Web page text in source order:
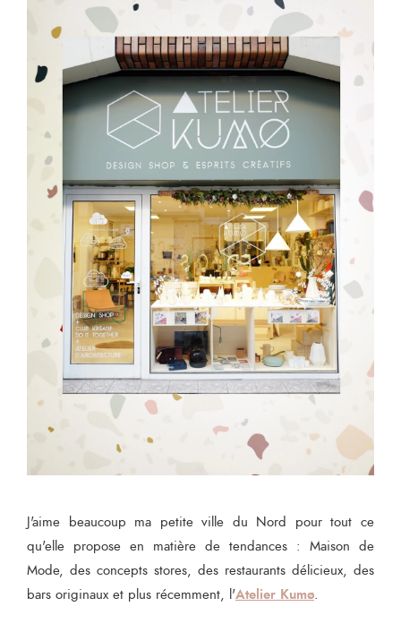
J'aime beaucoup ma petite ville du Nord pour tout ce
qu'elle propose en matière de tendances : Maison de
Mode, des concepts stores, des restaurants délicieux, des
bars originaux et plus récemment, l'Atelier Kumø.